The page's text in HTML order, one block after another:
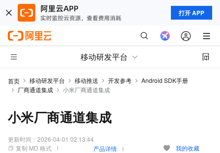
打开 APP
移动研发平台
首页 移动研发平台 移动推送 开发参考
Android SDK手册
厂商通道集成
小米厂商通道集成
小米厂商通道集成
更新时间： 2026-04-01 02:13:44
复制 MD 格式
产品详情 我的收藏